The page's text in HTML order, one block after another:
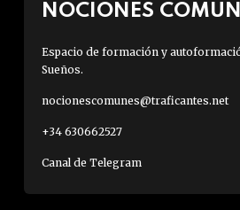
NOCIONES
Espacio de formación y
Sueños.
nocionescomunes@traficantes.net
+34 630662527
Canal de Telegram